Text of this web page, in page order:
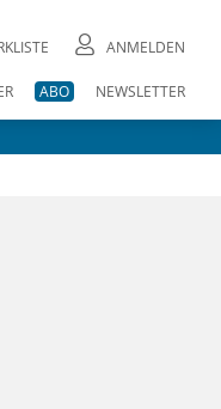
ANMELDEN
ABO NEWSLETTER